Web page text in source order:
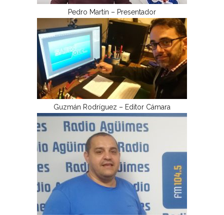
Pedro Martín – Presentador
Guzmán Rodríguez – Editor Cámara